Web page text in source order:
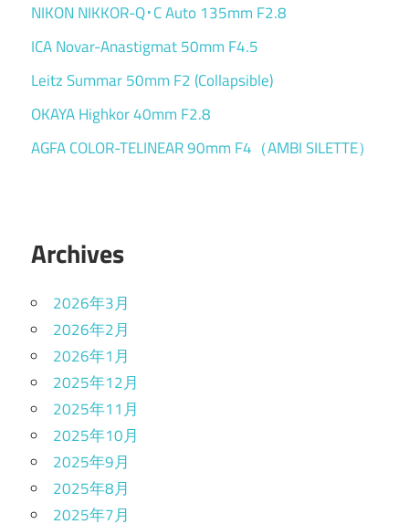
NIKON NIKKOR-Q･C Auto 135mm F2.8
ICA Novar-Anastigmat 50mm F4.5
Leitz Summar 50mm F2 (Collapsible)
OKAYA Highkor 40mm F2.8
AGFA COLOR-TELINEAR 90mm F4（AMBI SILETTE）
Archives
2026年3月
2026年2月
2026年1月
2025年12月
2025年11月
2025年10月
2025年9月
2025年8月
2025年7月